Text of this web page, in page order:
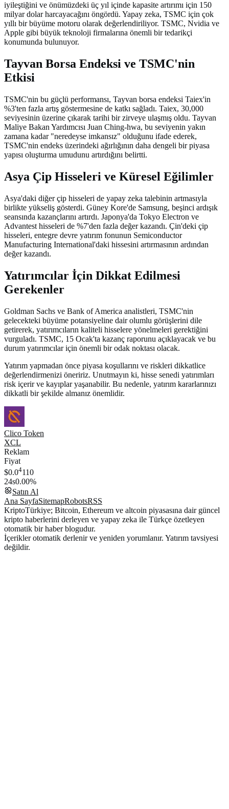
iyileştiğini ve önümüzdeki üç yıl içinde kapasite artırımı için 150
milyar dolar harcayacağını öngördü. Yapay zeka, TSMC için çok
yıllı bir büyüme motoru olarak değerlendiriliyor. TSMC, Nvidia ve
Apple gibi büyük teknoloji firmalarına önemli bir tedarikçi
konumunda bulunuyor.
Tayvan Borsa Endeksi ve TSMC'nin
Etkisi
TSMC'nin bu güçlü performansı, Tayvan borsa endeksi Taiex'in
%3'ten fazla artış göstermesine de katkı sağladı. Taiex, 30,000
seviyesinin üzerine çıkarak tarihi bir zirveye ulaşmış oldu. Tayvan
Maliye Bakan Yardımcısı Juan Ching-hwa, bu seviyenin yakın
zamana kadar "neredeyse imkansız" olduğunu ifade ederek,
TSMC'nin endeks üzerindeki ağırlığının daha dengeli bir piyasa
yapısı oluşturma umudunu artırdığını belirtti.
Asya Çip Hisseleri ve Küresel Eğilimler
Asya'daki diğer çip hisseleri de yapay zeka talebinin artmasıyla
birlikte yükseliş gösterdi. Güney Kore'de Samsung, beşinci ardışık
seansında kazançlarını artırdı. Japonya'da Tokyo Electron ve
Advantest hisseleri de %7'den fazla değer kazandı. Çin'deki çip
hisseleri, entegre devre yatırım fonunun Semiconductor
Manufacturing International'daki hissesini artırmasının ardından
değer kazandı.
Yatırımcılar İçin Dikkat Edilmesi
Gerekenler
Goldman Sachs ve Bank of America analistleri, TSMC'nin
gelecekteki büyüme potansiyeline dair olumlu görüşlerini dile
getirerek, yatırımcıların kaliteli hisselere yönelmeleri gerektiğini
vurguladı. TSMC, 15 Ocak'ta kazanç raporunu açıklayacak ve bu
durum yatırımcılar için önemli bir odak noktası olacak.
Yatırım yapmadan önce piyasa koşullarını ve riskleri dikkatlice
değerlendirmenizi öneririz. Unutmayın ki, hisse senedi yatırımları
risk içerir ve kayıplar yaşanabilir. Bu nedenle, yatırım kararlarınızı
dikkatli bir şekilde almanız önemlidir.
Clico Token
XCL
Reklam
Fiyat
$0.04110
24s0.00%
Satın Al
Ana SayfaSitemapRobotsRSS
KriptoTürkiye; Bitcoin, Ethereum ve altcoin piyasasına dair güncel
kripto haberlerini derleyen ve yapay zeka ile Türkçe özetleyen
otomatik bir haber blogudur.
İçerikler otomatik derlenir ve yeniden yorumlanır. Yatırım tavsiyesi
değildir.